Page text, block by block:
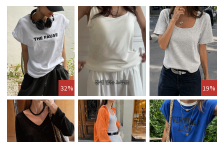
32% 19%